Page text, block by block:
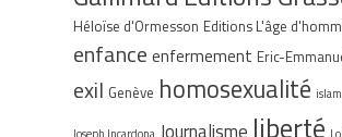
Héloïse d'Ormesson Editions L'âge
enfance enfermement Eric-
exil Genève homosexualité islam
liberté